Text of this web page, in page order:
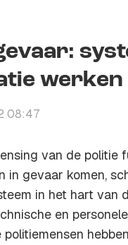
08:47
van de politie
in gevaar komen,
in het hart van
en